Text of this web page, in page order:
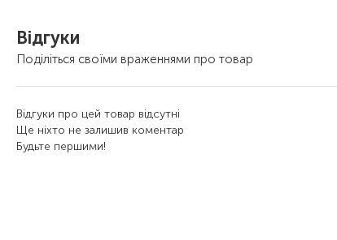
Відгуки
Поділіться своїми враженнями про товар
Відгуки про цей товар відсутні
Ще ніхто не залишив коментар
Будьте першими!